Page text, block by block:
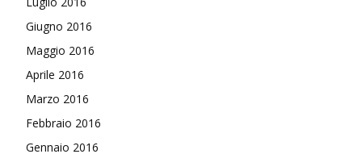
Giugno 2016
Maggio 2016
Aprile 2016
Marzo 2016
Febbraio 2016
Gennaio 2016